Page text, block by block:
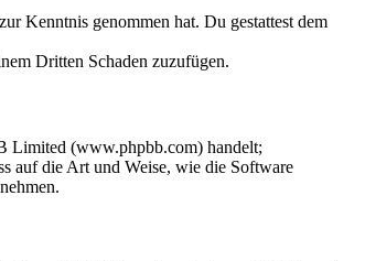
Kenntnis genommen hat. Du gestattest dem
Dritten Schaden zuzufügen.
Limited (www.phpbb.com) handelt;
auf die Art und Weise, wie die Software